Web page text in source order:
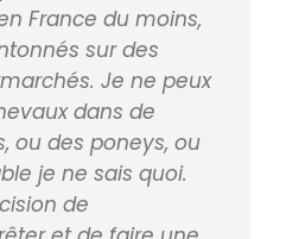
France du moins,
sur des
Je ne peux
dans de
ou des poneys, ou
je ne sais quoi.
de